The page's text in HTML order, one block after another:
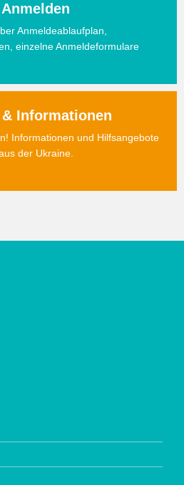
Anmeldeablaufplan,
einzelne Anmeldeformulare
Informationen
Informationen und Hilfsangebote
der Ukraine.